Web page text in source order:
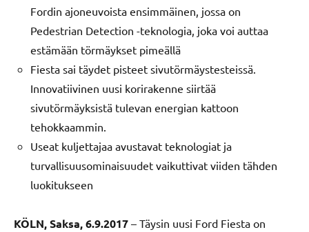
Fordin ajoneuvoista ensimmäinen, jossa on
Pedestrian Detection -teknologia, joka voi auttaa
estämään törmäykset pimeällä
Fiesta sai täydet pisteet sivutörmäystesteissä.
Innovatiivinen uusi korirakenne siirtää
sivutörmäyksistä tulevan energian kattoon
tehokkaammin.
Useat kuljettajaa avustavat teknologiat ja
turvallisuusominaisuudet vaikuttivat viiden tähden
luokitukseen
KÖLN, Saksa, 6.9.2017 – Täysin uusi Ford Fiesta on